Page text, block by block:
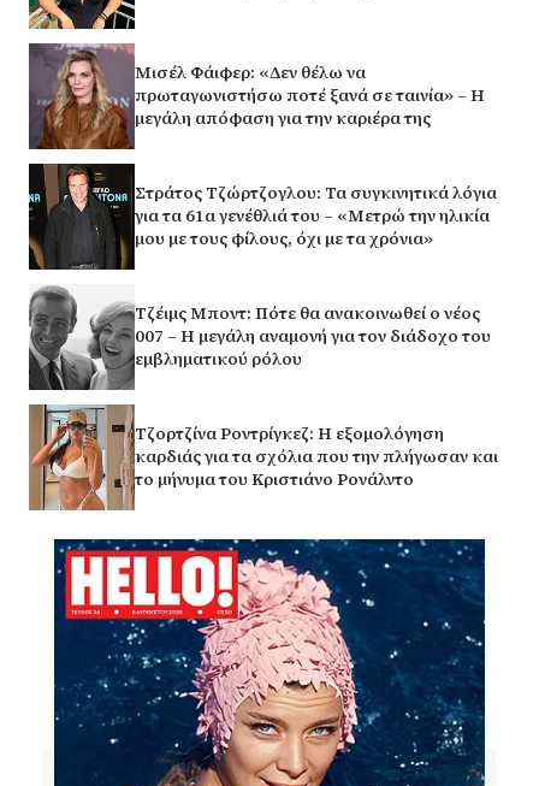
Μισέλ Φάιφερ: «Δεν θέλω να
πρωταγωνιστήσω ποτέ ξανά σε ταινία» – Η
μεγάλη απόφαση για την καριέρα της
Στράτος Τζώρτζογλου: Τα συγκινητικά λόγια
για τα 61α γενέθλιά του – «Μετρώ την ηλικία
μου με τους φίλους, όχι με τα χρόνια»
Τζέιμς Μποντ: Πότε θα ανακοινωθεί ο νέος
007 – Η μεγάλη αναμονή για τον διάδοχο του
εμβληματικού ρόλου
Τζορτζίνα Ροντρίγκεζ: Η εξομολόγηση
καρδιάς για τα σχόλια που την πλήγωσαν και
το μήνυμα του Κριστιάνο Ρονάλντο